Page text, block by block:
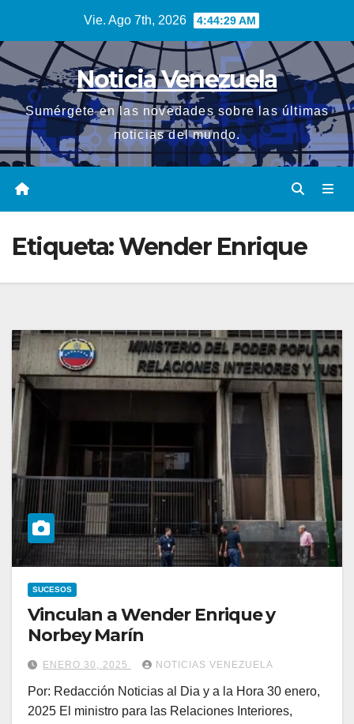
contenido
Vie. Ago 7th, 2026 4:44:30 AM
Noticia Venezuela
Sumérgete en las novedades sobre las últimas
noticias del mundo.
Etiqueta:Wender Enrique
SUCESOS
Vinculan a Wender Enrique y
Norbey Marín
ENERO 30, 2025 NOTICIAS VENEZUELA
Por: Redacción Noticias al Dia y a la Hora 30 enero,
2025 El ministro para las Relaciones Interiores,